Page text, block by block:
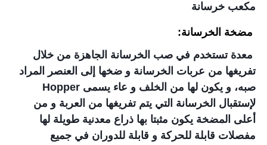
مكعب خرسانة
مضخة الخرسانة:
معدة تستخدم في صب الخرسانة الجاهزة من خلال
تفريغها من عربات الخرسانة و ضخها إلى العنصر المراد
صبه، و يكون لها من الخلف و عاء يسمى Hopper
لإستقبال الخرسانة التي يتم تفريغها من العربة و من
أعلى المضخة يكون مثبتا بها ذراع معدنية طويلة لها
مفصلات قابلة للحركة و قابلة للدوران في جميع